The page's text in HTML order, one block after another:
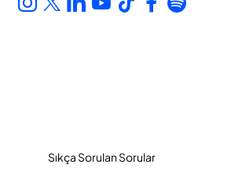
Sıkça Sorulan Sorular